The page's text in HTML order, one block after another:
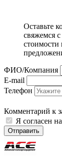
Оставьте
свяжемся
стоимости
ФИО/Компания
E-mail
Телефон
Комментарий к
Я согласен на
Отправить